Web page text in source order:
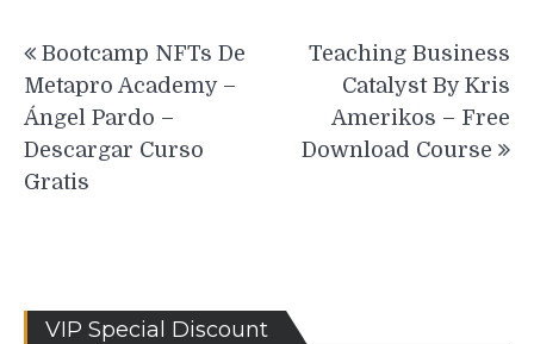
navigation
Bootcamp NFTs De
Metapro Academy –
Ángel Pardo –
Descargar Curso
Gratis
Teaching Business
Catalyst By Kris
Amerikos – Free
Download Course
VIP Special Discount